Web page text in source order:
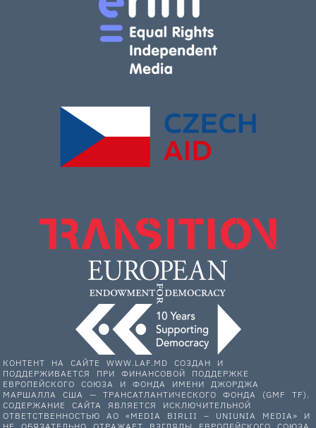
КОНТЕНТ НА САЙТЕ WWW.LAF.MD СОЗДАН И
ПОДДЕРЖИВАЕТСЯ ПРИ ФИНАНСОВОЙ ПОДДЕРЖКЕ
ЕВРОПЕЙСКОГО СОЮЗА И ФОНДА ИМЕНИ ДЖОРДЖА
МАРШАЛЛА США — ТРАНСАТЛАНТИЧЕСКОГО ФОНДА (GMF TF).
СОДЕРЖАНИЕ САЙТА ЯВЛЯЕТСЯ ИСКЛЮЧИТЕЛЬНОЙ
ОТВЕТСТВЕННОСТЬЮ АО «MEDIA BIRLII – UNIUNIA MEDIA» И